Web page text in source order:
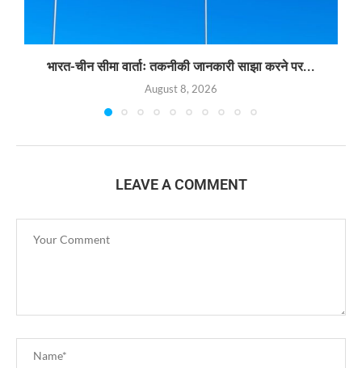
भारत-चीन सीमा वार्ताः तकनीकी जानकारी साझा करने पर...
August 8, 2026
LEAVE A COMMENT